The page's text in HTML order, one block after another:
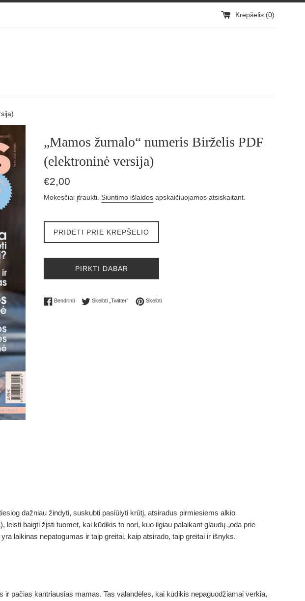
Krepšelis (0)
„Mamos žurnalo“ numeris Birželis PDF
(elektroninė versija)
Įprasta
€2,00
Mokesčiai įtraukti. Siuntimo išlaidos apskaičiuojamos atsiskaitant.
PRIDĖTI PRIE KREPŠELIO
PIRKTI DABAR
BendrintiBendrinti „Facebook“
Skelbti „Twitter“Skelbti „Twitter“
SkelbtiSkelbti „Pinterest“
dažniau žindyti, suskubti pasiūlyti krūtį, atsiradus pirmiesiems alkio
baigti žįsti tuomet, kai kūdikis to nori, kuo ilgiau palaikant glaudų „oda prie
laikinas nepatogumas ir taip greitai, kaip atsirado, taip greitai ir išnyks.
pačias kantriausias mamas. Tas valandėles, kai kūdikis nepaguodžiamai verkia,